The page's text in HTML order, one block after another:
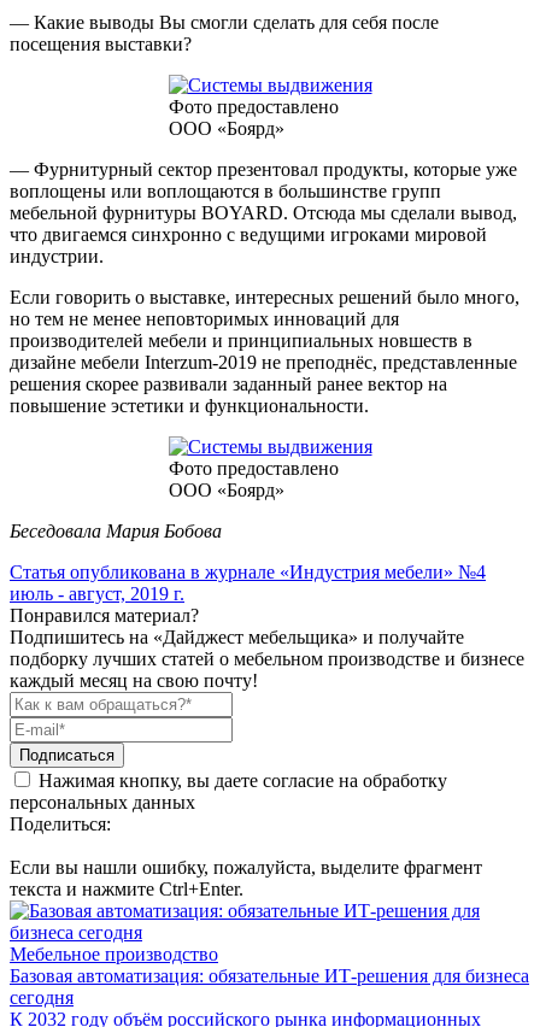
— Какие выводы Вы смогли сделать для себя после
посещения выставки?
Фото предоставлено
ООО «Боярд»
— Фурнитурный сектор презентовал продукты, которые уже
воплощены или воплощаются в большинстве групп
мебельной фурнитуры BOYARD. Отсюда мы сделали вывод,
что двигаемся синхронно с ведущими игроками мировой
индустрии.
Если говорить о выставке, интересных решений было много,
но тем не менее неповторимых инноваций для
производителей мебели и принципиальных новшеств в
дизайне мебели Interzum-2019 не преподнёс, представленные
решения скорее развивали заданный ранее вектор на
повышение эстетики и функциональности.
Фото предоставлено
ООО «Боярд»
Беседовала Мария Бобова
Статья опубликована в журнале «Индустрия мебели» №4
июль - август, 2019 г.
Понравился материал?
Подпишитесь на «Дайджест мебельщика» и получайте
подборку лучших статей о мебельном производстве и бизнесе
каждый месяц на свою почту!
Подписаться
Нажимая кнопку, вы даете согласие на обработку
персональных данных
Поделиться:
Если вы нашли ошибку, пожалуйста, выделите фрагмент
текста и нажмите Ctrl+Enter.
Мебельное производство
Базовая автоматизация: обязательные ИТ-решения для бизнеса
сегодня
К 2032 году объём российского рынка информационных